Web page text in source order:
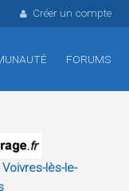
Créer un compte
FORUMS
Voivres-lès-le-